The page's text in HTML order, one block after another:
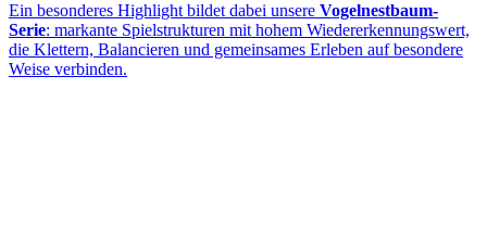
Ein besonderes Highlight bildet dabei unsere Vogelnestbaum-
Serie: markante Spielstrukturen mit hohem Wiedererkennungswert,
die Klettern, Balancieren und gemeinsames Erleben auf besondere
Weise verbinden.